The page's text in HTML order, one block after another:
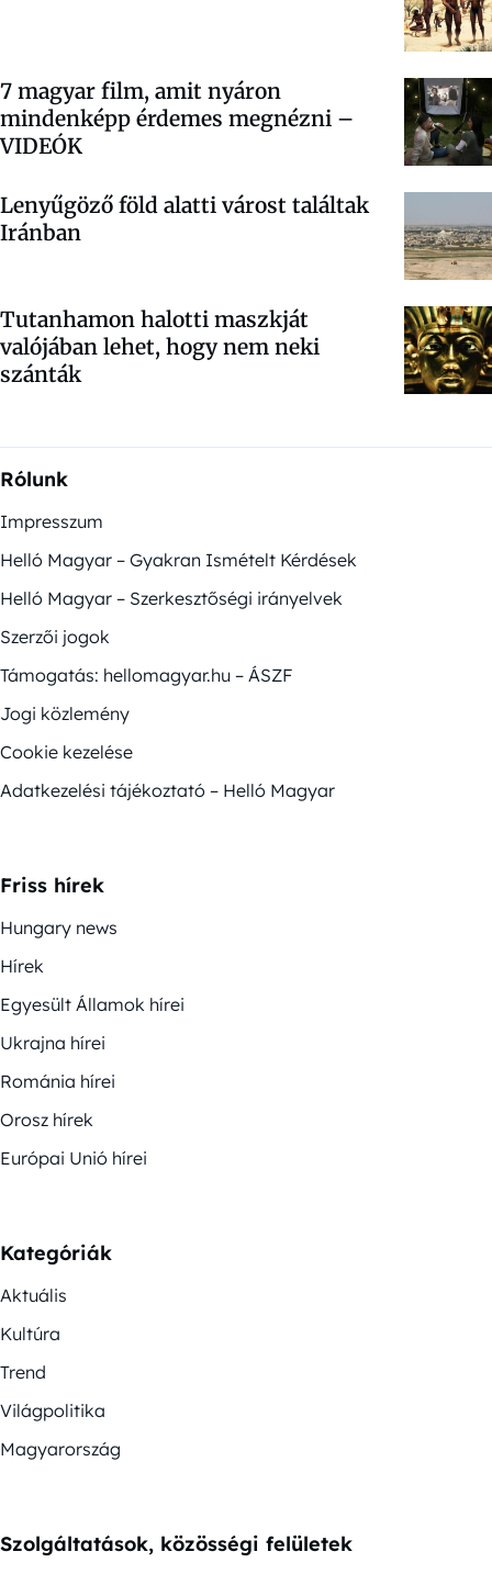
7 magyar film, amit nyáron
mindenképp érdemes megnézni –
VIDEÓK
Lenyűgöző föld alatti várost találtak
Iránban
Tutanhamon halotti maszkját
valójában lehet, hogy nem neki
szánták
Rólunk
Impresszum
Helló Magyar – Gyakran Ismételt Kérdések
Helló Magyar – Szerkesztőségi irányelvek
Szerzői jogok
Támogatás: hellomagyar.hu – ÁSZF
Jogi közlemény
Cookie kezelése
Adatkezelési tájékoztató – Helló Magyar
Friss hírek
Hungary news
Hírek
Egyesült Államok hírei
Ukrajna hírei
Románia hírei
Orosz hírek
Európai Unió hírei
Kategóriák
Aktuális
Kultúra
Trend
Világpolitika
Magyarország
Szolgáltatások, közösségi felületek